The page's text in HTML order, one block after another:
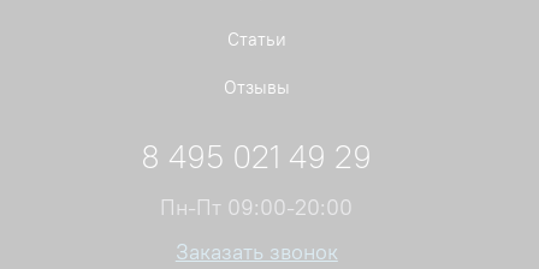
Статьи
Отзывы
8 495 021 49 29
Пн-Пт 09:00-20:00
Заказать звонок